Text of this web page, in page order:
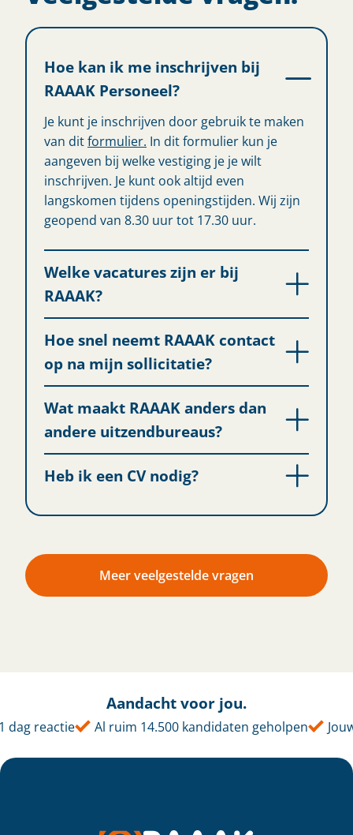
Hoe kan ik me inschrijven bij
RAAAK Personeel?
Je kunt je inschrijven door gebruik te maken
van ditformulier. In dit formulier kun je
aangeven bij welke vestiging je je wilt
inschrijven. Je kunt ook altijd even
langskomen tijdens openingstijden. Wij zijn
geopend van 8.30 uur tot 17.30 uur.
Welke vacatures zijn er bij
RAAAK?
Hoe snel neemt RAAAK contact
op na mijn sollicitatie?
Wat maakt RAAAK anders dan
andere uitzendbureaus?
Heb ik een CV nodig?
Meer veelgestelde vragen
Aandacht voor jou.
reactie Al ruim 14.500 kandidaten geholpen Jouw